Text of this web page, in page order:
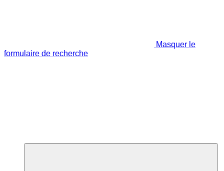
Masquer le
formulaire de recherche